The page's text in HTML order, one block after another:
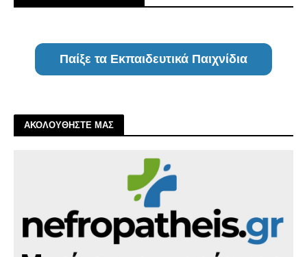
Παίξε τα Εκπαιδευτικά Παιχνίδια
ΑΚΟΛΟΥΘΗΣΤΕ ΜΑΣ